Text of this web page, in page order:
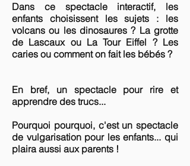
Dans ce spectacle interactif, les
enfants choisissent les sujets : les
volcans ou les dinosaures ? La grotte
de Lascaux ou La Tour Eiffel ? Les
caries ou comment on fait les bébés ?
En bref, un spectacle pour rire et
apprendre des trucs...
Pourquoi pourquoi, c'est un spectacle
de vulgarisation pour les enfants... qui
plaira aussi aux parents !